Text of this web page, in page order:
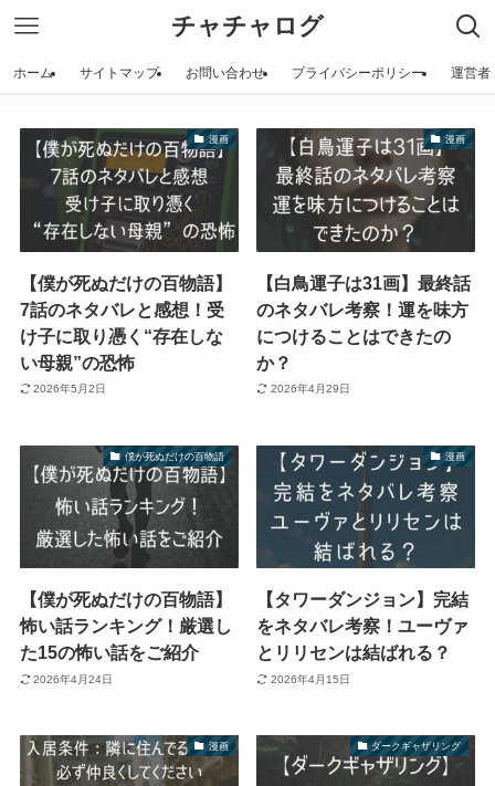
チャチャログ
ホーム サイトマップ お問い合わせ プライバシーポリシー 運営者
漫画
【僕が死ぬだけの百物語】
7話のネタバレと感想！受
け子に取り憑く“存在しな
い母親”の恐怖
2026年5月2日
漫画
【白鳥運子は31画】最終話
のネタバレ考察！運を味方
につけることはできたの
か？
2026年4月29日
僕が死ぬだけの百物語
【僕が死ぬだけの百物語】
怖い話ランキング！厳選し
た15の怖い話をご紹介
2026年4月24日
漫画
【タワーダンジョン】完結
をネタバレ考察！ユーヴァ
とリリセンは結ばれる？
2026年4月15日
漫画 ダークギャザリング